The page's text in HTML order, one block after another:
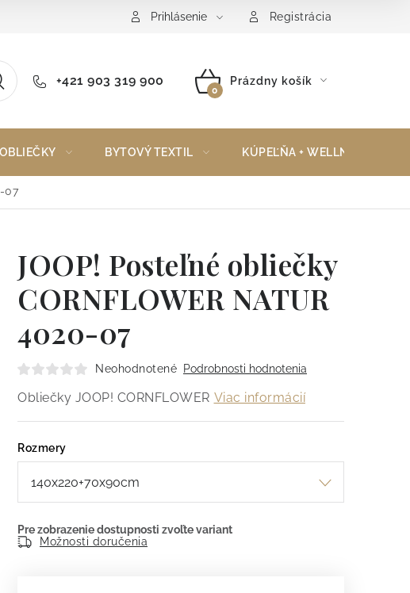
Reklamačný poriadok Vrátenie tovaru
Prihlásenie Registrácia
+421 903 319 900
NÁKUPNÝ
Prázdny košík
BYTOVÝ TEXTIL KÚPEĽŇA + WELLNESS
07
JOOP! Posteľné obliečky
CORNFLOWER NATUR
4020-07
Neohodnotené Podrobnosti hodnotenia
Obliečky JOOP! CORNFLOWER Viac informácií
Rozmery
Možnosti doručenia